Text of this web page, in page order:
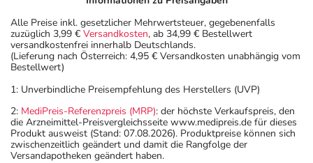
Alle Preise inkl. gesetzlicher Mehrwertsteuer, gegebenenfalls
zuzüglich 3,99 € Versandkosten, ab 34,99 € Bestellwert
versandkostenfrei innerhalb Deutschlands.
(Lieferung nach Österreich: 4,95 € Versandkosten unabhängig vom
Bestellwert)
1: Unverbindliche Preisempfehlung des Herstellers (UVP)
2: MediPreis-Referenzpreis (MRP): der höchste Verkaufspreis, den
die Arzneimittel-Preisvergleichsseite www.medipreis.de für dieses
Produkt ausweist (Stand: 07.08.2026). Produktpreise können sich
zwischenzeitlich geändert und damit die Rangfolge der
Versandapotheken geändert haben.